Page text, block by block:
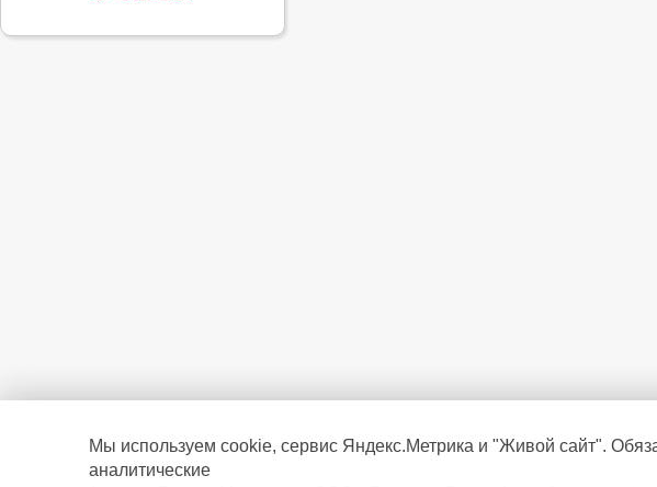
Мы используем cookie, сервис Яндекс.Метрика и "Живой сайт".
аналитические